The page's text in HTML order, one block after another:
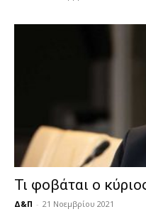
Τι φοβάται ο
Δ&Π - 21 Νοεμβρίου 2021